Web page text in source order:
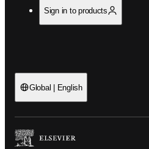
Sign in to products
Global | English